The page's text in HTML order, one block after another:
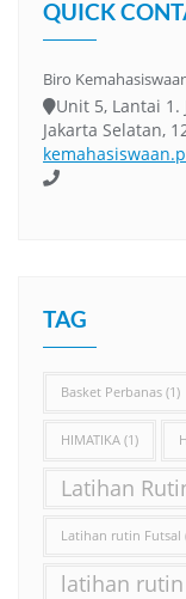
QUICK
Biro
Unit 5, Lantai
Jakarta Selatan,
TAG
Basket Perbanas (1)
HIMATIKA (1)
Latihan
Latihan rutin Futsal
latihan